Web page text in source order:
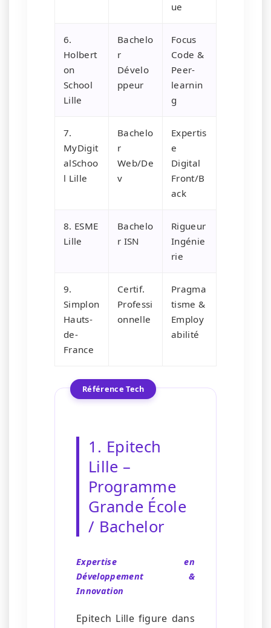
ue
6.
Holbert
on
School
Lille
Bachelo
r
Dévelo
ppeur
Focus
Code &
Peer-
learnin
g
7.
MyDigit
alSchoo
l Lille
Bachelo
r
Web/De
v
Expertis
e
Digital
Front/B
ack
8. ESME
Lille
Bachelo
r ISN
Rigueur
Ingénie
rie
9.
Simplon
Hauts-
de-
France
Certif.
Professi
onnelle
Pragma
tisme &
Employ
abilité
Référence Tech
1. Epitech
Lille –
Programme
Grande École
/ Bachelor
Expertise en
Développement &
Innovation
Epitech Lille figure dans